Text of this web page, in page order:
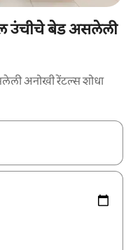
उंचीचे बेड असलेली
अनोखी रेंटल्स शोधा
आणि खाली बाणांच्या किजसह